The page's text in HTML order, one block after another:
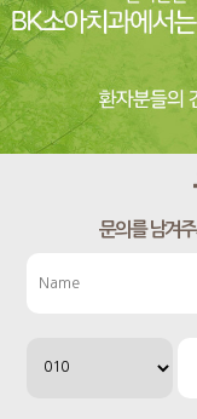
문의를 남겨